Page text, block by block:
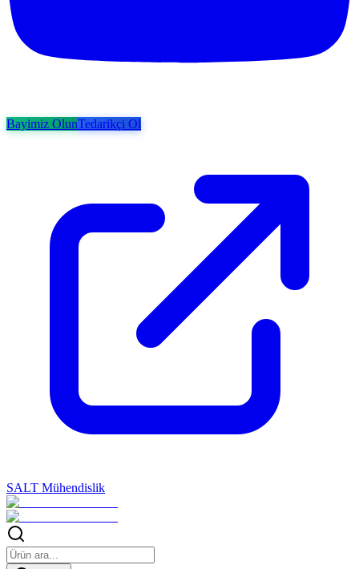
Bayimiz OlunTedarikçi Ol
SALT Mühendislik